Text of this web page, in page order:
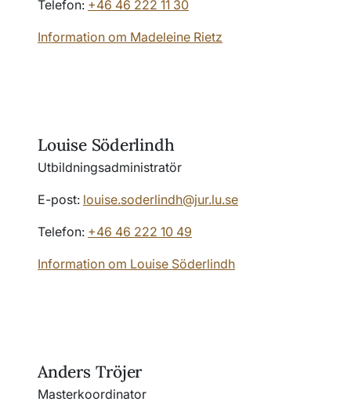
Telefon: +46 46 222 11 30
Information om Madeleine Rietz
Louise Söderlindh
Utbildningsadministratör
E-post: louise.soderlindh@jur.lu.se
Telefon: +46 46 222 10 49
Information om Louise Söderlindh
Anders Tröjer
Masterkoordinator